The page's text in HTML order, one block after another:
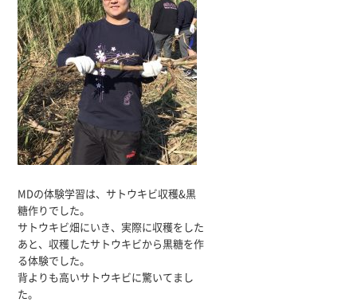
MDの体験学習は、サトウキビ収穫&黒
糖作りでした。
サトウキビ畑にいき、実際に収穫をした
あと、収穫したサトウキビから黒糖を作
る体験でした。
背よりも高いサトウキビに驚いてまし
た。